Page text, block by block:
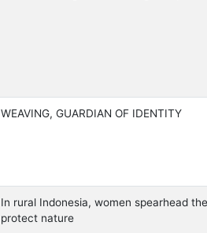
WEAVING, GUARDIAN OF IDENTITY
In rural Indonesia, women spearhead
protect nature